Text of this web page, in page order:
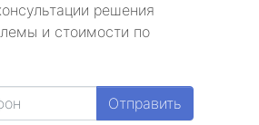
решения
и стоимости по
Отправить